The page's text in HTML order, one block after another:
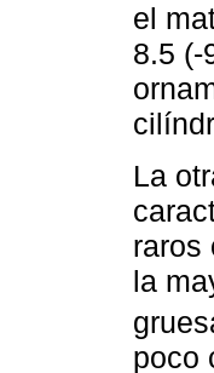
el
8.5 (-
La
raros
la
poco